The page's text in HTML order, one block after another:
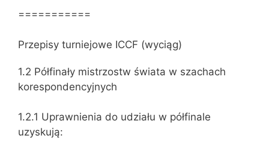
===========
Przepisy turniejowe ICCF (wyciąg)
1.2 Półfinały mistrzostw świata w szachach
korespondencyjnych
1.2.1 Uprawnienia do udziału w półfinale
uzyskują: